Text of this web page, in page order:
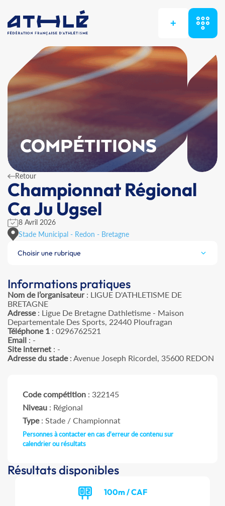
+
COMPÉTITIONS
Retour
Championnat Régional
Ca Ju Ugsel
8 Avril 2026
Stade Municipal - Redon - Bretagne
Choisir une rubrique
Informations pratiques
Nom de l’organisateur: LIGUE D'ATHLETISME DE
BRETAGNE
Adresse: Ligue De Bretagne Dathletisme - Maison
Departementale Des Sports, 22440 Ploufragan
Téléphone 1 : 0296762521
Email : -
Site internet : -
Adresse du stade: Avenue Joseph Ricordel, 35600 REDON
Code compétition : 322145
Niveau : Régional
Type: Stade / Championnat
Personnes à contacter en cas d'erreur de contenu sur
calendrier ou résultats
Résultats disponibles
100m / CAF